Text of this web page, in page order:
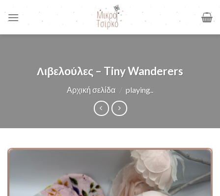
Λιβελούλες – Tiny Wanderers
Αρχική σελίδα / playing..